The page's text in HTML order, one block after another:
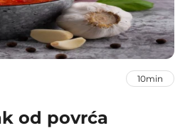
10min
od povrća